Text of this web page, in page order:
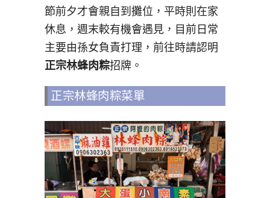
節前夕才會親自到攤位，平時則在家
休息，週末較有機會遇見，目前日常
主要由孫女負責打理，前往時請認明
正宗林蜂肉粽招牌。
正宗林蜂肉粽菜單